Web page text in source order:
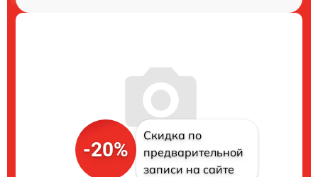
-20%
Скидка по
предварительной
записи на сайте